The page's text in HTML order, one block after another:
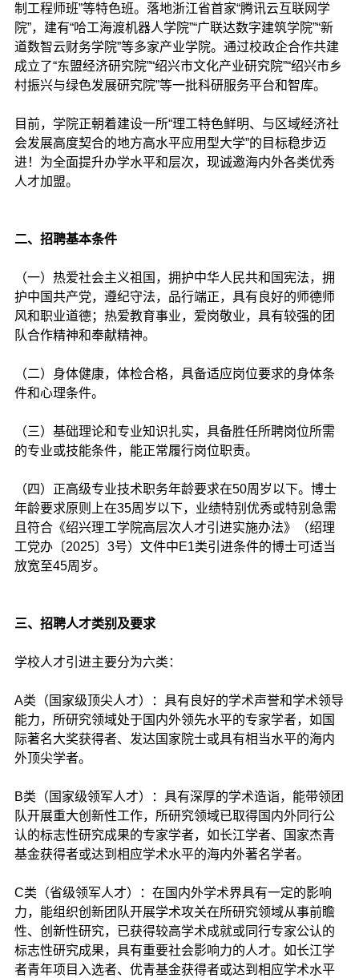
制工程师班”等特色班。落地浙江省首家“腾讯云互联网学
院”，建有“哈工海渡机器人学院”“广联达数字建筑学院”“新
道数智云财务学院”等多家产业学院。通过校政企合作共建
成立了“东盟经济研究院”“绍兴市文化产业研究院”“绍兴市乡
村振兴与绿色发展研究院”等一批科研服务平台和智库。
目前，学院正朝着建设一所“理工特色鲜明、与区域经济社
会发展高度契合的地方高水平应用型大学”的目标稳步迈
进！为全面提升办学水平和层次，现诚邀海内外各类优秀
人才加盟。
二、招聘基本条件
（一）热爱社会主义祖国，拥护中华人民共和国宪法，拥
护中国共产党，遵纪守法，品行端正，具有良好的师德师
风和职业道德；热爱教育事业，爱岗敬业，具有较强的团
队合作精神和奉献精神。
（二）身体健康，体检合格，具备适应岗位要求的身体条
件和心理条件。
（三）基础理论和专业知识扎实，具备胜任所聘岗位所需
的专业或技能条件，能正常履行岗位职责。
（四）正高级专业技术职务年龄要求在50周岁以下。博士
年龄要求原则上在35周岁以下，业绩特别优秀或特别急需
且符合《绍兴理工学院高层次人才引进实施办法》（绍理
工党办〔2025〕3号）文件中E1类引进条件的博士可适当
放宽至45周岁。
三、招聘人才类别及要求
学校人才引进主要分为六类：
A类（国家级顶尖人才）：具有良好的学术声誉和学术领导
能力，所研究领域处于国内外领先水平的专家学者，如国
际著名大奖获得者、发达国家院士或具有相当水平的海内
外顶尖学者。
B类（国家级领军人才）：具有深厚的学术造诣，能带领团
队开展重大创新性工作，所研究领域已取得国内外同行公
认的标志性研究成果的专家学者，如长江学者、国家杰青
基金获得者或达到相应学术水平的海内外著名学者。
C类（省级领军人才）：在国内外学术界具有一定的影响
力，能组织创新团队开展学术攻关在所研究领域从事前瞻
性、创新性研究，已获得较高学术成就或同行专家公认的
标志性研究成果，具有重要社会影响力的人才。如长江学
者青年项目入选者、优青基金获得者或达到相应学术水平